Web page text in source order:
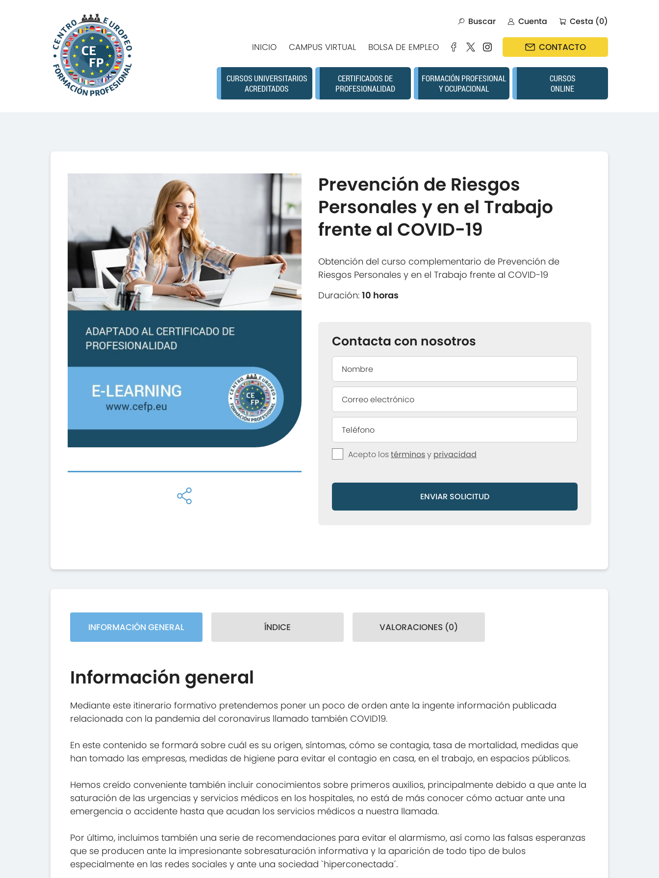
Buscar Cuenta Cesta (0)
INICIO CAMPUS VIRTUAL BOLSA DE EMPLEO CONTACTO
CURSOS UNIVERSITARIOS
ACREDITADOS
CERTIFICADOS DE
PROFESIONALIDAD
FORMACIÓN PROFESIONAL
Y OCUPACIONAL
CURSOS
ONLINE
Prevención de Riesgos
Personales y en el Trabajo
frente al COVID-19
Obtención del curso complementario de Prevención de
Riesgos Personales y en el Trabajo frente al COVID-19
Duración:10 horas
Contacta con nosotros
Acepto lostérminosy privacidad
ENVIAR SOLICITUD
INFORMACIÓN GENERAL ÍNDICE VALORACIONES (0)
Información general
Mediante este itinerario formativo pretendemos poner un poco de orden ante la ingente información publicada
relacionada con la pandemia del coronavirus llamado también COVID19.
En este contenido se formará sobre cuál es su origen, síntomas, cómo se contagia, tasa de mortalidad, medidas que
han tomado las empresas, medidas de higiene para evitar el contagio en casa, en el trabajo, en espacios públicos.
Hemos creído conveniente también incluir conocimientos sobre primeros auxilios, principalmente debido a que ante la
saturación de las urgencias y servicios médicos en los hospitales, no está de más conocer cómo actuar ante una
emergencia o accidente hasta que acudan los servicios médicos a nuestra llamada.
Por último, incluimos también una serie de recomendaciones para evitar el alarmismo, así como las falsas esperanzas
que se producen ante la impresionante sobresaturación informativa y la aparición de todo tipo de bulos
especialmente en las redes sociales y ante una sociedad `hiperconectada´.